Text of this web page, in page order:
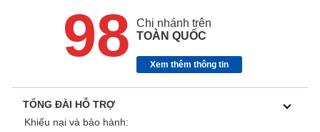
98
Chi nhánh trên
TOÀN QUỐC
Xem thêm thông tin
TỔNG ĐÀI HỖ TRỢ
Khiếu nại và bảo hành: